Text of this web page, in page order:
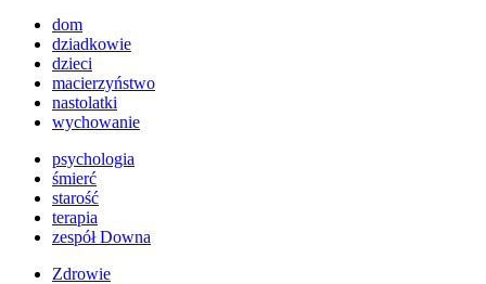
dom
dziadkowie
dzieci
macierzyństwo
nastolatki
wychowanie
psychologia
śmierć
starość
terapia
zespół Downa
Zdrowie